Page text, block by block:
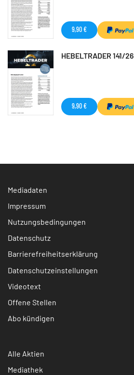
9,90 €
HEBELTRADER 141/26
9,90 €
Mediadaten
Impressum
Nutzungsbedingungen
Datenschutz
Barrierefreiheitserklärung
Datenschutzeinstellungen
Videotext
Offene Stellen
Abo kündigen
Alle Aktien
Mediathek